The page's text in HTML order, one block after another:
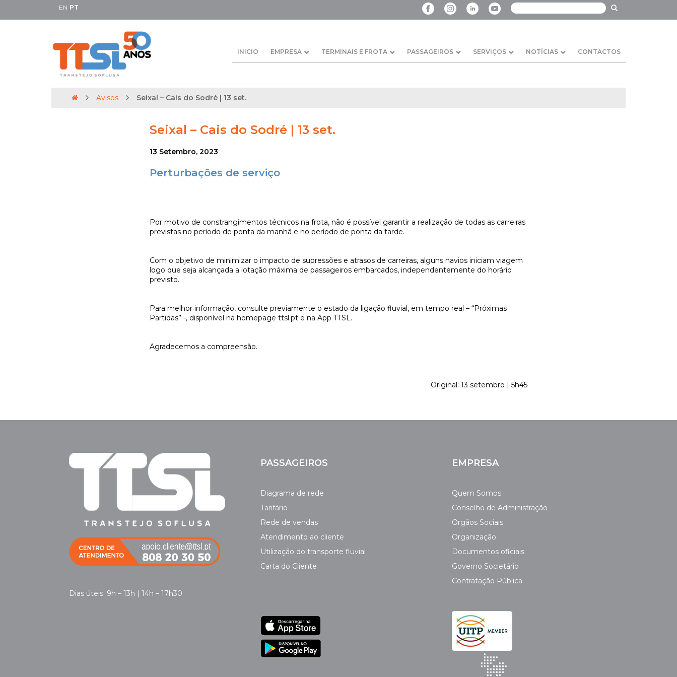
EN PT
INICIO EMPRESA TERMINAIS E FROTA PASSAGEIROS SERVIÇOS NOTÍCIAS CONTACTOS
Avisos Seixal – Cais do Sodré | 13 set.
Seixal – Cais do Sodré | 13 set.
13 Setembro, 2023
Perturbações de serviço
Por motivo de constrangimentos técnicos na frota, não é possível garantir a realização de todas as carreiras
previstas no período de ponta da manhã e no período de ponta da tarde.
Com o objetivo de minimizar o impacto de supressões e atrasos de carreiras, alguns navios iniciam viagem
logo que seja alcançada a lotação máxima de passageiros embarcados, independentemente do horário
previsto.
Para melhor informação, consulte previamente o estado da ligação fluvial, em tempo real – “Próximas
Partidas” -, disponível na homepage ttsl.pt e na App TTSL.
Agradecemos a compreensão.
Original: 13 setembro | 5h45
Dias úteis: 9h – 13h | 14h – 17h30
PASSAGEIROS
Diagrama de rede
Tarifário
Rede de vendas
Atendimento ao cliente
Utilização do transporte fluvial
Carta do Cliente
EMPRESA
Quem Somos
Conselho de Administração
Orgãos Sociais
Organização
Documentos oficiais
Governo Societário
Contratação Pública